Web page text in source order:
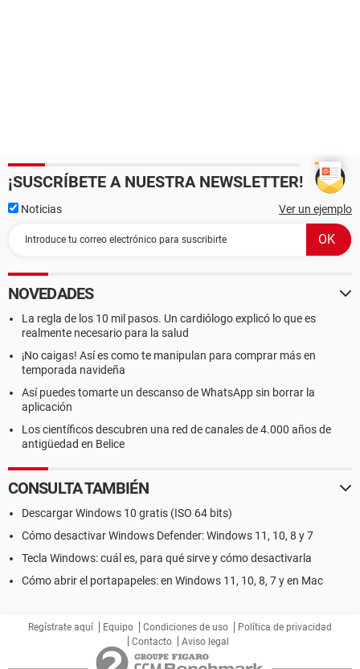
¡SUSCRÍBETE A NUESTRA NEWSLETTER!
Noticias Ver un ejemplo
NOVEDADES
La regla de los 10 mil pasos. Un cardiólogo explicó lo que es
realmente necesario para la salud
¡No caigas! Así es como te manipulan para comprar más en
temporada navideña
Así puedes tomarte un descanso de WhatsApp sin borrar la
aplicación
Los científicos descubren una red de canales de 4.000 años de
antigüedad en Belice
CONSULTA TAMBIÉN
Descargar Windows 10 gratis (ISO 64 bits)
Cómo desactivar Windows Defender: Windows 11, 10, 8 y 7
Tecla Windows: cuál es, para qué sirve y cómo desactivarla
Cómo abrir el portapapeles: en Windows 11, 10, 8, 7 y en Mac
Regístrate aquí Equipo Condiciones de uso
Política de privacidad
Contacto
Aviso legal